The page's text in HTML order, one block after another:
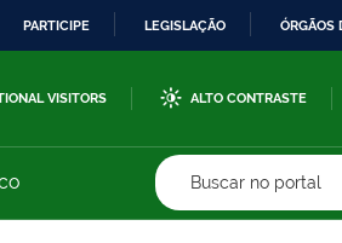
PARTICIPE LEGISLAÇÃO ÓRGÃOS
VISITORS ALTO CONTRASTE
Buscar no portal